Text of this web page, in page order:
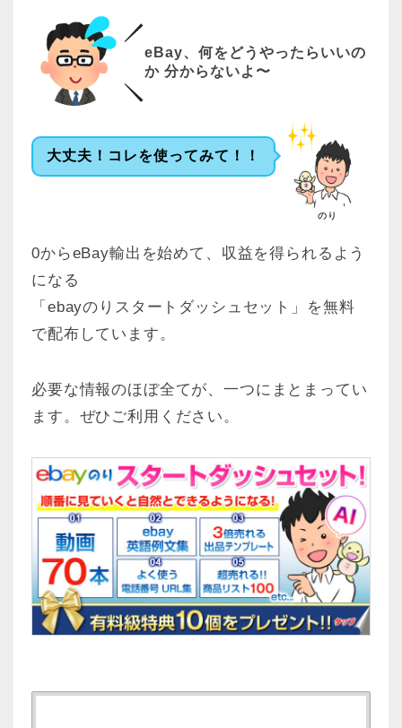
eBay、何をどうやったらいいの
か 分からないよ〜
大丈夫！コレを使ってみて！！
のり
0からeBay輸出を始めて、収益を得られるよう
になる
「ebayのりスタートダッシュセット」を無料
で配布しています。
必要な情報のほぼ全てが、一つにまとまってい
ます。ぜひご利用ください。